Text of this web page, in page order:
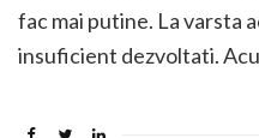
fac mai putine. La varsta
insuficient dezvoltati.